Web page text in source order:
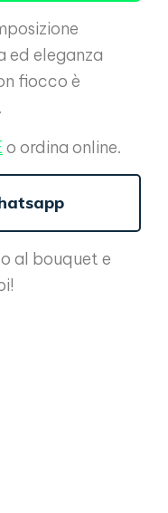
ed eleganza
fiocco è
o ordina online.
al bouquet e